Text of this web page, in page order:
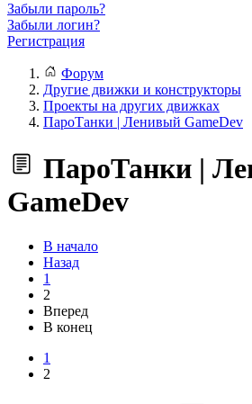
Забыли пароль?
Забыли логин?
Регистрация
Форум
Другие движки и конструкторы
Проекты на других движках
ПароТанки | Ленивый GameDev
ПароТанки |
GameDev
В начало
Назад
1
2
Вперед
В конец
1
2